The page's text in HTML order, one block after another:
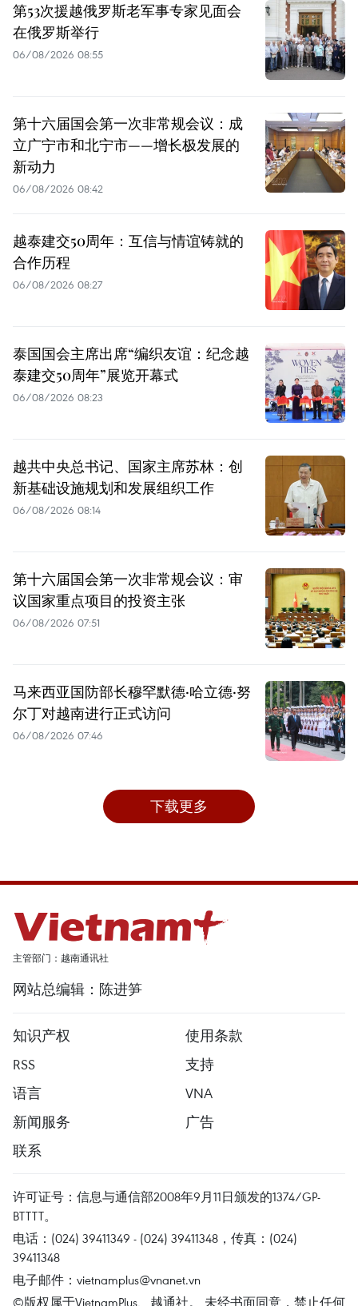
第53次援越俄罗斯老军事专家见面会
在俄罗斯举行
06/08/2026 08:55
第十六届国会第一次非常规会议：成
立广宁市和北宁市——增长极发展的
新动力
06/08/2026 08:42
越泰建交50周年：互信与情谊铸就的
合作历程
06/08/2026 08:27
泰国国会主席出席“编织友谊：纪念越
泰建交50周年”展览开幕式
06/08/2026 08:23
越共中央总书记、国家主席苏林：创
新基础设施规划和发展组织工作
06/08/2026 08:14
第十六届国会第一次非常规会议：审
议国家重点项目的投资主张
06/08/2026 07:51
马来西亚国防部长穆罕默德·哈立德·努
尔丁对越南进行正式访问
06/08/2026 07:46
下载更多
主管部门：越南通讯社
网站总编辑：陈进笋
知识产权
使用条款
RSS
支持
语言
VNA
新闻服务
广告
联系
许可证号：信息与通信部2008年9月11日颁发的1374/GP-
BTTTT。
电话：(024) 39411349 - (024) 39411348，传真：(024)
39411348
电子邮件： vietnamplus@vnanet.vn
©版权属于VietnamPlus、越通社。 未经书面同意，禁止任何